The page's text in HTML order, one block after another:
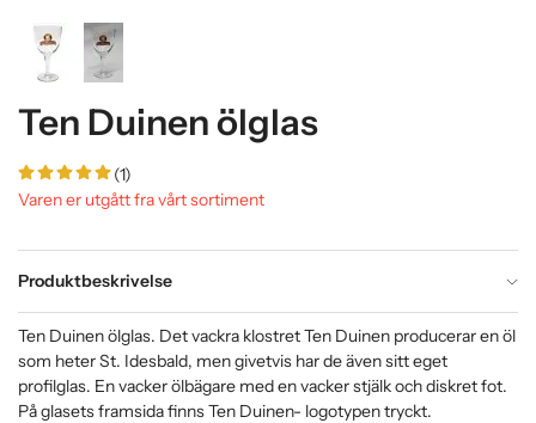
Ten Duinen ölglas
(1)
Varen er utgått fra vårt sortiment
Produktbeskrivelse
Ten Duinen ölglas. Det vackra klostret Ten Duinen producerar en öl
som heter St. Idesbald, men givetvis har de även sitt eget
profilglas. En vacker ölbägare med en vacker stjälk och diskret fot.
På glasets framsida finns Ten Duinen- logotypen tryckt.